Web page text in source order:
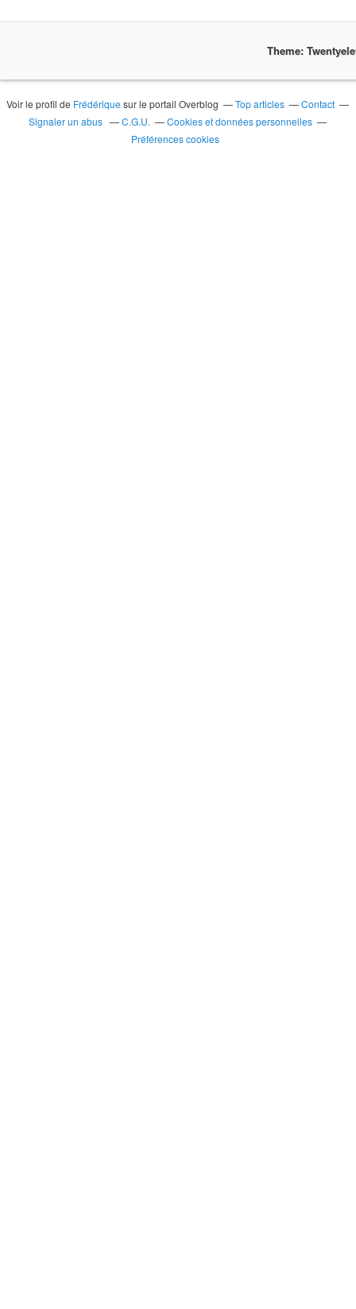
Theme:
Voir le profil de Frédérique sur le portail Overblog Top articles
Contact
Signaler un abus
C.G.U.
Cookies et données personnelles
Préférences cookies